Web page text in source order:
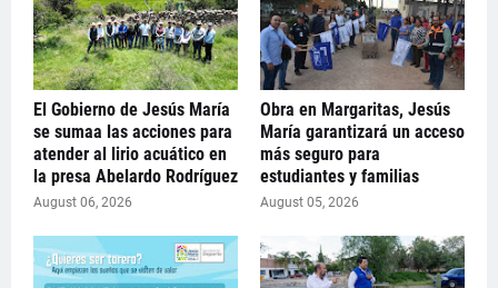
El Gobierno de Jesús María
se sumaa las acciones para
atender al lirio acuático en
la presa Abelardo Rodríguez
August 06, 2026
Obra en Margaritas, Jesús
María garantizará un acceso
más seguro para
estudiantes y familias
August 05, 2026